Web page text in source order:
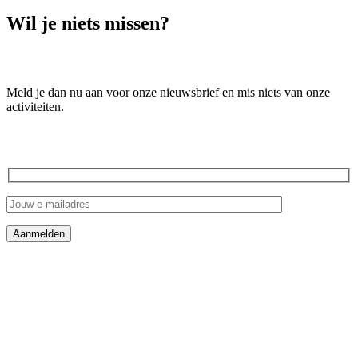
Wil je niets missen?
Meld je dan nu aan voor onze nieuwsbrief en mis niets van onze
activiteiten.